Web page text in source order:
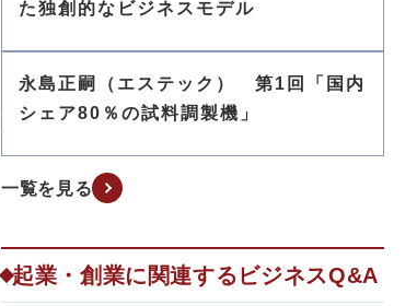
た独創的なビジネスモデル
永島正嗣（エステック） 第1回「国内
シェア80％の試料調製機」
一覧を見る
起業・創業に関連するビジネスQ&A